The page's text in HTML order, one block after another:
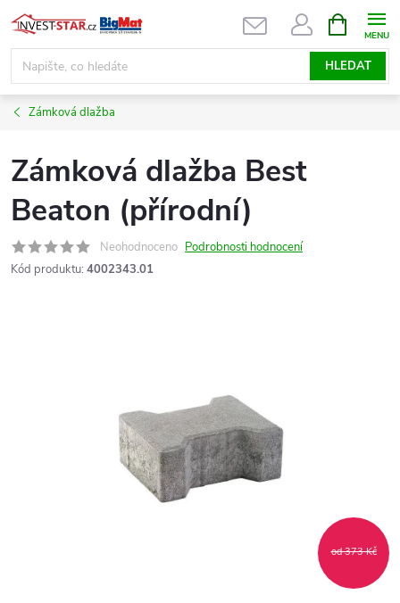
Přejít
na
obsah
HLEDAT
NÁKUPNÍ
KOŠÍK
Zámková dlažba
Zámková dlažba Best
Beaton (přírodní)
Neohodnoceno Podrobnosti hodnocení
Kód produktu: 4002343.01
od 373 Kč